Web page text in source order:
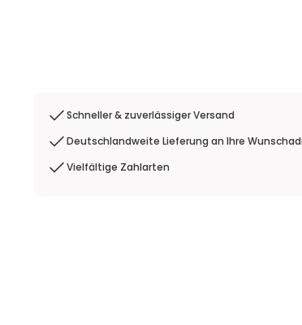
Schneller & zuverlässiger Versand
Deutschlandweite Lieferung an Ihre
Vielfältige Zahlarten